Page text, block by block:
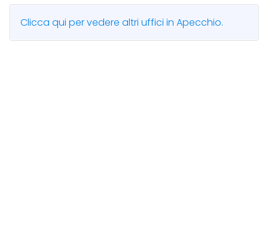
Clicca qui per vedere altri uffici in Apecchio.